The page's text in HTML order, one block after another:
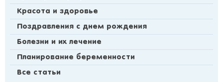
Красота и здоровье
Поздравления с днем рождения
Болезни и их лечение
Планирование беременности
Все статьи